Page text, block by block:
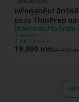
แพ็กคู่สุดคุ้ม! ฉีดวัคซี
ตรวจ ThinPrep แล
โรงพยาบาลเปาโล โชคชัย
ลาดพร้าว
MRT โชคชัย 4
19,990 บาท24,490 บ
หน้